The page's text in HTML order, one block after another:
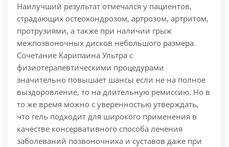
Наилучший результат отмечался у пациентов,
страдающих остеохондрозом, артрозом, артритом,
протрузиями, а также при наличии грыж
межпозвоночных дисков небольшого размера.
Сочетание Карипаина Ультра с
физиотерапевтическими процедурами
значительно повышает шансы если не на полное
выздоровление, то на длительную ремиссию. Но в
то же время можно с уверенностью утверждать,
что гель подходит для широкого применения в
качестве консервативного способа лечения
заболеваний позвоночника и суставов даже при